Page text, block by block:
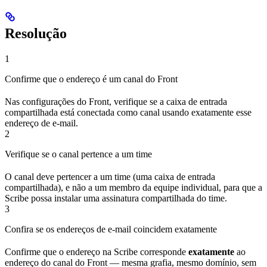
Resolução
1
Confirme que o endereço é um canal do Front
Nas configurações do Front, verifique se a caixa de entrada
compartilhada está conectada como canal usando exatamente esse
endereço de e-mail.
2
Verifique se o canal pertence a um time
O canal deve pertencer a um time (uma caixa de entrada
compartilhada), e não a um membro da equipe individual, para que a
Scribe possa instalar uma assinatura compartilhada do time.
3
Confira se os endereços de e-mail coincidem exatamente
Confirme que o endereço na Scribe corresponde exatamente ao
endereço do canal do Front — mesma grafia, mesmo domínio, sem